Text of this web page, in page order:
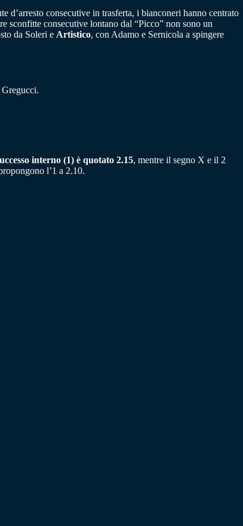
d’arresto consecutive in trasferta, i bianconeri hanno centrato
sconfitte consecutive lontano dal “Picco” non sono un
da Soleri e Artistico, con Adamo e Sernicola a spingere
Gregucci.
interno (1) è quotato 2.15, mentre il segno X e il 2
l’1 a 2.10.